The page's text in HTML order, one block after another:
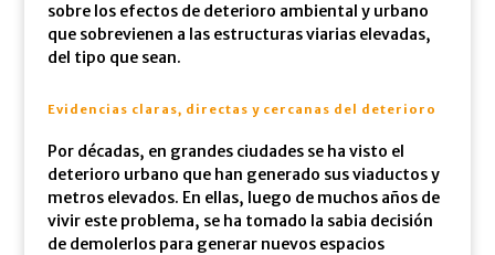
sobre los efectos de deterioro ambiental y urbano
que sobrevienen a las estructuras viarias elevadas,
del tipo que sean.
Evidencias claras, directas y cercanas del deterioro
Por décadas, en grandes ciudades se ha visto el
deterioro urbano que han generado sus viaductos y
metros elevados. En ellas, luego de muchos años de
vivir este problema, se ha tomado la sabia decisión
de demolerlos para generar nuevos espacios